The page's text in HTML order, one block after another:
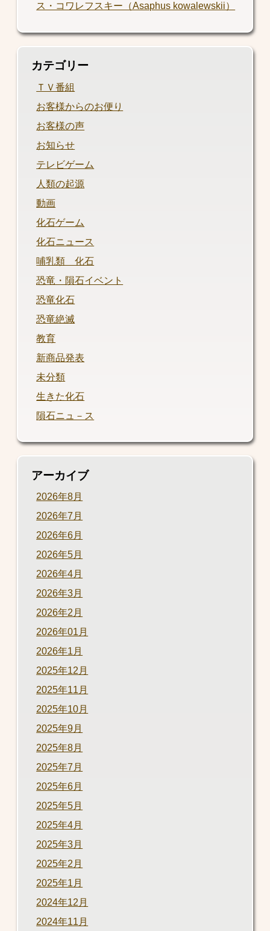
ス・コワレフスキー（Asaphus kowalewskii）
カテゴリー
ＴＶ番組
お客様からのお便り
お客様の声
お知らせ
テレビゲーム
人類の起源
動画
化石ゲーム
化石ニュース
哺乳類 化石
恐竜・隕石イベント
恐竜化石
恐竜絶滅
教育
新商品発表
未分類
生きた化石
隕石ニュ－ス
アーカイブ
2026年8月
2026年7月
2026年6月
2026年5月
2026年4月
2026年3月
2026年2月
2026年01月
2026年1月
2025年12月
2025年11月
2025年10月
2025年9月
2025年8月
2025年7月
2025年6月
2025年5月
2025年4月
2025年3月
2025年2月
2025年1月
2024年12月
2024年11月